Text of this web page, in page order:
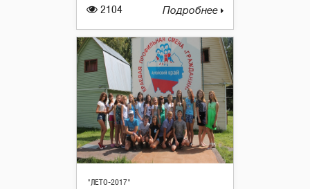
2104 Подробнее
"ЛЕТО-2017"